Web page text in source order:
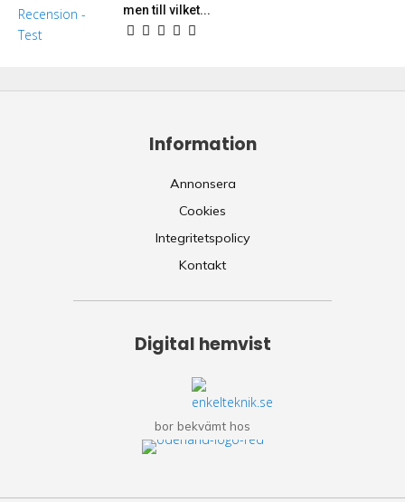
men till vilket...
Information
Annonsera
Cookies
Integritetspolicy
Kontakt
Digital hemvist
bor bekvämt hos